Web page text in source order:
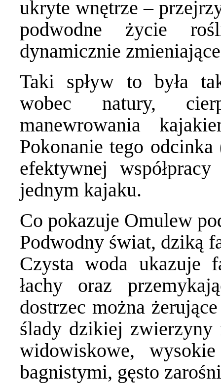
ukryte wnętrze –
podwodne życie
dynamicznie
Taki spływ to była
wobec natury,
manewrowania
Pokonanie tego
efektywnej
jednym kajaku.
Co pokazuje Omulew
Podwodny świat, dziką
Czysta woda ukazuje
łachy oraz
dostrzec można
ślady dzikiej zwierzyny
widowiskowe,
bagnistymi, gęsto